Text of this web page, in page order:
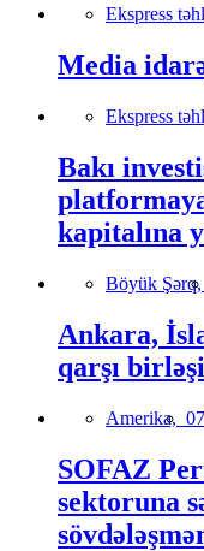
Ekspress
Media
Ekspress
Bakı
kapitalına
Böyük Şərq,
Ankara,
qarşı
Amerika,
SOFAZ
sektoruna